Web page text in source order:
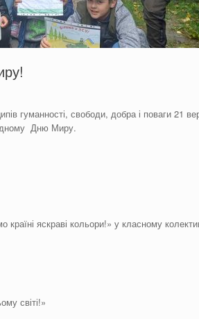
гуманності, свободи, добра і поваги 21
Дню Миру.
яскраві кольори!» у класному
світі!»